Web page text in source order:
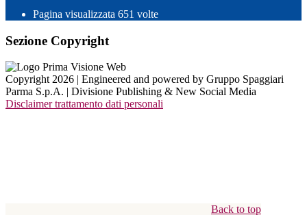
Pagina visualizzata 651 volte
Sezione Copyright
Copyright 2026 | Engineered and powered by Gruppo Spaggiari
Parma S.p.A. | Divisione Publishing & New Social Media
Disclaimer trattamento dati personali
Back to top